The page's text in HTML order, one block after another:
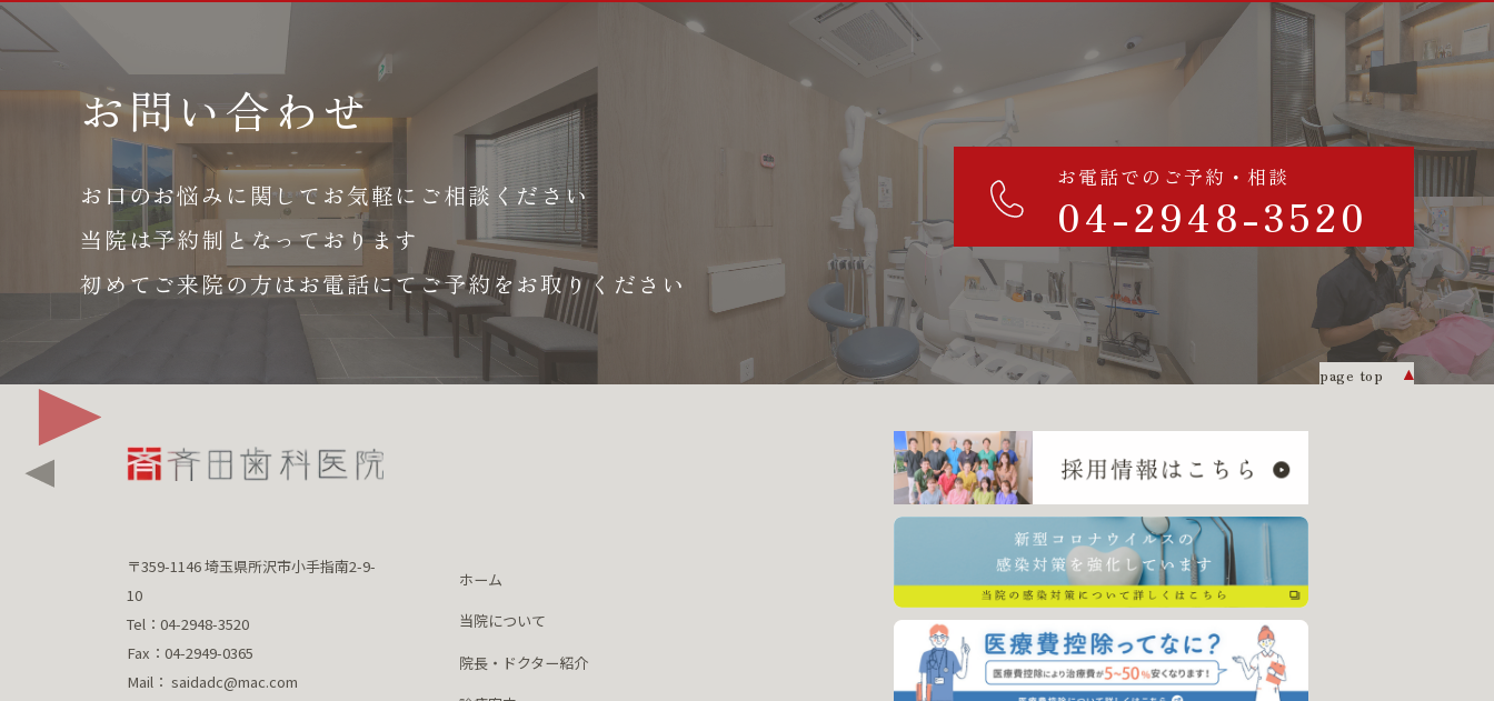
お問い合わせ
お口のお悩みに関して お気軽にご相談ください
当院は予約制となっております
初めてご来院の方はお電話にてご予約をお取りください
お電話でのご予約・相談
04-2948-3520
page top
〒359-1146 埼玉県所沢市小手指南2-9-
10
Tel：04-2948-3520
Fax：04-2949-0365
Mail： saidadc@mac.com
ホーム
当院について
院長・ドクター紹介